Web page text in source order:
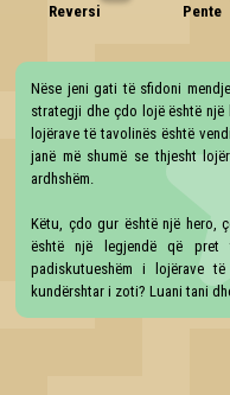
Reversi
Pente
Nëse jeni gati të sfidoni
strategji dhe çdo lojë është një
lojërave të tavolinës është
janë më shumë se thjesht
ardhshëm.
Këtu, çdo gur është një hero,
është një legjendë që
padiskutueshëm i lojërave
kundërshtar i zoti? Luani tani